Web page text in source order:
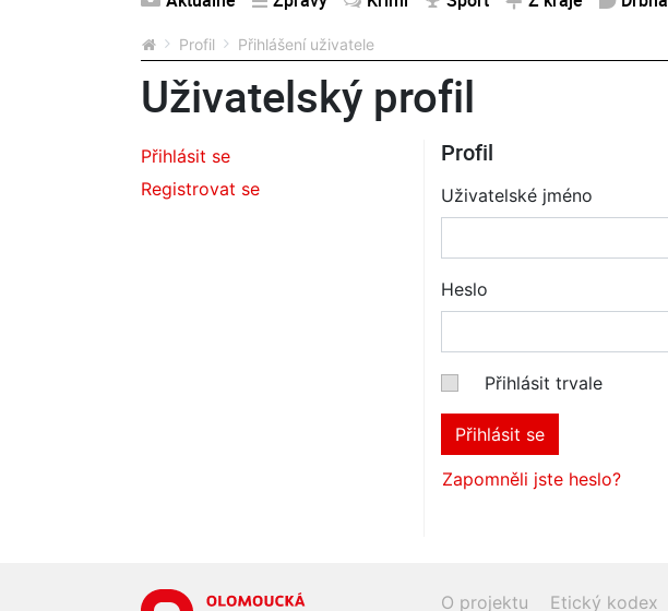
Profil Přihlášení uživatele
Uživatelský profil
Přihlásit se
Registrovat se
Profil
Uživatelské jméno
Heslo
Přihlásit trvale
Přihlásit se
Zapomněli jste heslo?
O projektu Etický kodex